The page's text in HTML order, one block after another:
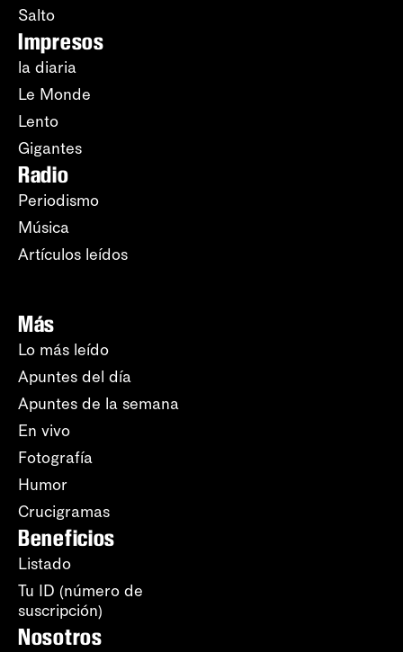
Salto
Impresos
la diaria
Le Monde
Lento
Gigantes
Radio
Periodismo
Música
Artículos leídos
Más
Lo más leído
Apuntes del día
Apuntes de la semana
En vivo
Fotografía
Humor
Crucigramas
Beneficios
Listado
Tu ID (número de
suscripción)
Nosotros